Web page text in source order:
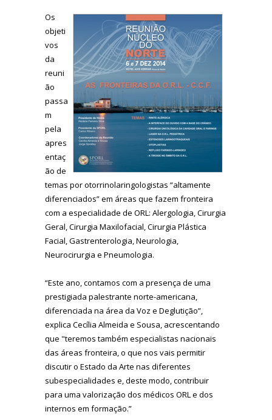
Os
objeti
vos
da
reuni
ão
passa
m
pela
apres
entaç
ão de
temas por otorrinolaringologistas “altamente
diferenciados” em áreas que fazem fronteira
com a especialidade de ORL: Alergologia, Cirurgia
Geral, Cirurgia Maxilofacial, Cirurgia Plástica
Facial, Gastrenterologia, Neurologia,
Neurocirurgia e Pneumologia.
“Este ano, contamos com a presença de uma
prestigiada palestrante norte-americana,
diferenciada na área da Voz e Deglutição”,
explica Cecília Almeida e Sousa, acrescentando
que "teremos também especialistas nacionais
das áreas fronteira, o que nos vais permitir
discutir o Estado da Arte nas diferentes
subespecialidades e, deste modo, contribuir
para uma valorização dos médicos ORL e dos
internos em formação.”